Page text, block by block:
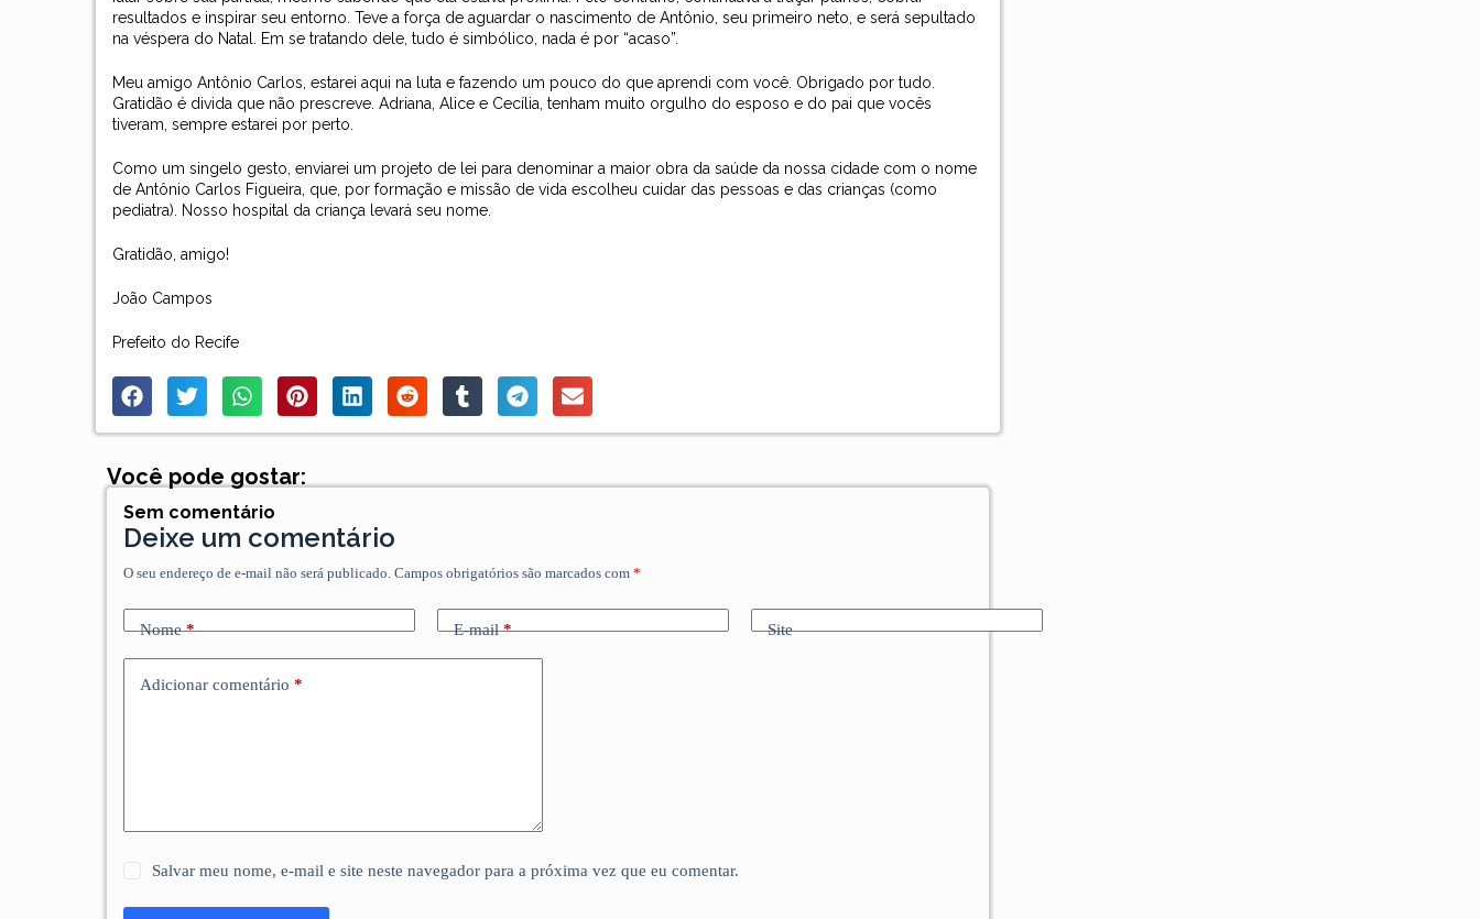
resultados e inspirar seu entorno. Teve a força de aguardar o nascimento de Antônio, seu primeiro neto, e será sepultado
na véspera do Natal. Em se tratando dele, tudo é simbólico, nada é por “acaso”.
Meu amigo Antônio Carlos, estarei aqui na luta e fazendo um pouco do que aprendi com você. Obrigado por tudo.
Gratidão é divida que não prescreve. Adriana, Alice e Cecília, tenham muito orgulho do esposo e do pai que vocês
tiveram, sempre estarei por perto.
Como um singelo gesto, enviarei um projeto de lei para denominar a maior obra da saúde da nossa cidade com o nome
de Antônio Carlos Figueira, que, por formação e missão de vida escolheu cuidar das pessoas e das crianças (como
pediatra). Nosso hospital da criança levará seu nome.
Gratidão, amigo!
João Campos
Prefeito do Recife
Você pode gostar:
Sem comentário
Deixe um comentário
O seu endereço de e-mail não será publicado. Campos obrigatórios são marcados com*
Nome* E-mail* Site
Adicionar comentário *
Salvar meu nome, e-mail e site neste navegador para a próxima vez que eu comentar.